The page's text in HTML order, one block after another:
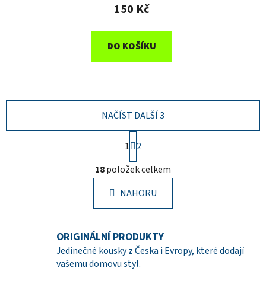
150 Kč
DO KOŠÍKU
O
v
l
á
d
c
í
p
NAČÍST DALŠÍ 3
S
t
r
á
n
k
n
í
1
2
18položek celkem
NAHORU
ORIGINÁLNÍ PRODUKTY
Jedinečné kousky z Česka i Evropy, které dodají
vašemu domovu styl.